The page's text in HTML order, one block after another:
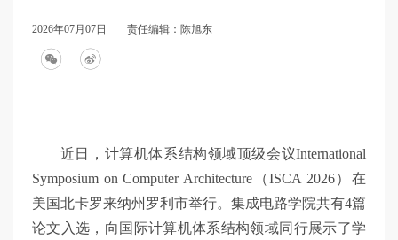
大
2026年07月07日 责任编辑：陈旭东
近日，计算机体系结构领域顶级会议International
Symposium on Computer Architecture（ISCA 2026）在
美国北卡罗来纳州罗利市举行。集成电路学院共有4篇
论文入选，向国际计算机体系结构领域同行展示了学